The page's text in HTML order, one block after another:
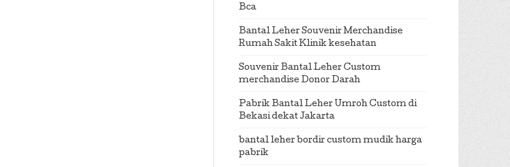
Bca
Bantal Leher Souvenir Merchandise
Rumah Sakit Klinik kesehatan
Souvenir Bantal Leher Custom
merchandise Donor Darah
Pabrik Bantal Leher Umroh Custom di
Bekasi dekat Jakarta
bantal leher bordir custom mudik harga
pabrik